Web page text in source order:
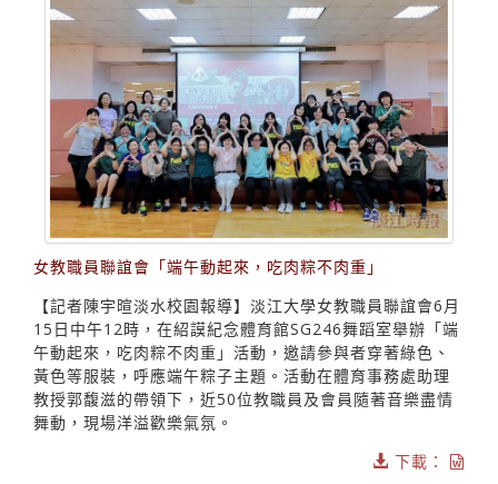
女教職員聯誼會「端午動起來，吃肉粽不肉重」
【記者陳宇暄淡水校園報導】淡江大學女教職員聯誼會6月
15日中午12時，在紹謨紀念體育館SG246舞蹈室舉辦「端
午動起來，吃肉粽不肉重」活動，邀請參與者穿著綠色、
黃色等服裝，呼應端午粽子主題。活動在體育事務處助理
教授郭馥滋的帶領下，近50位教職員及會員隨著音樂盡情
舞動，現場洋溢歡樂氣氛。
下載：